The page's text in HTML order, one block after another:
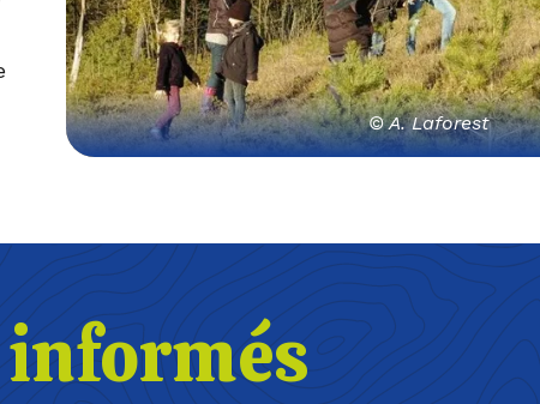
© A. Laforest
informés